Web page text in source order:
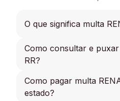
O que significa multa
Multa RENAINF RR é
comete uma infração de
estado.
Como consultar e
RR?
Consultar e puxar Multas
simples com a Zapay,
Como pagar multa
estado?